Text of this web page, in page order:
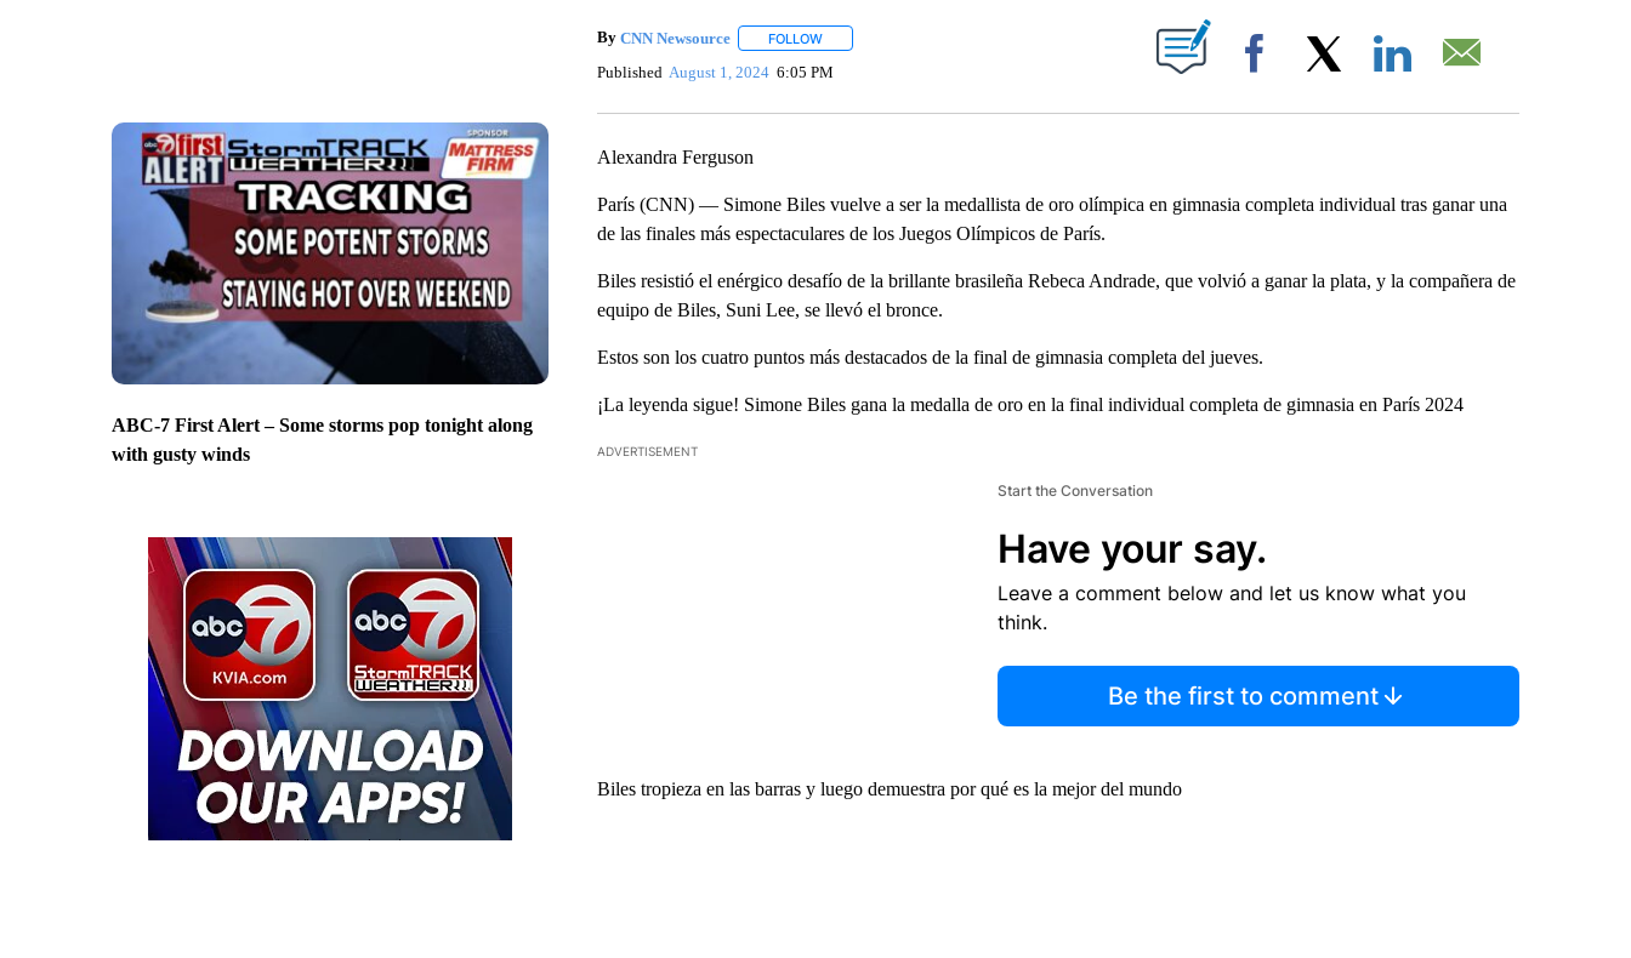
ABC-7 First Alert – Some storms pop tonight along
with gusty winds
By CNN Newsource FOLLOWFOLLOW "" TO RECEIVE NOTIFICATIONS ABOUT NEW PAGES ON "".
Published August 1, 2024 6:05 PM Facebook
Alexandra Ferguson
París (CNN) — Simone Biles vuelve a ser la medallista de oro olímpica en gimnasia completa individual tras ganar una
de las finales más espectaculares de los Juegos Olímpicos de París.
Biles resistió el enérgico desafío de la brillante brasileña Rebeca Andrade, que volvió a ganar la plata, y la compañera de
equipo de Biles, Suni Lee, se llevó el bronce.
Estos son los cuatro puntos más destacados de la final de gimnasia completa del jueves.
¡La leyenda sigue! Simone Biles gana la medalla de oro en la final individual completa de gimnasia en París 2024
ADVERTISEMENT
Start the Conversation
Have your say.
Leave a comment below and let us know what you
think.
Be the first to comment
Biles tropieza en las barras y luego demuestra por qué es la mejor del mundo